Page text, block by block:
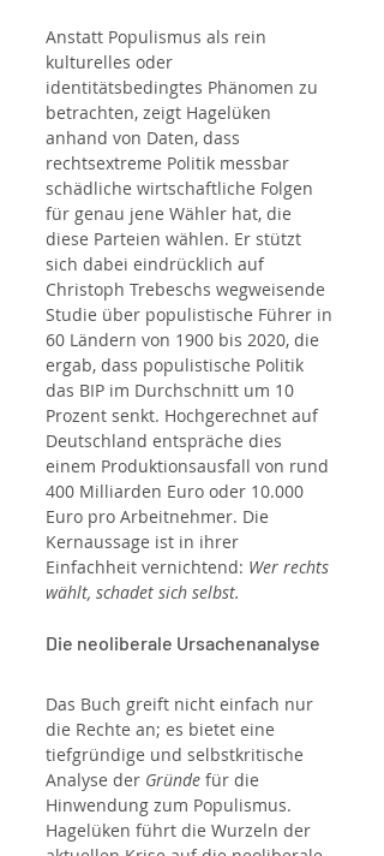
Anstatt Populismus als rein
kulturelles oder
identitätsbedingtes Phänomen zu
betrachten, zeigt Hagelüken
anhand von Daten, dass
rechtsextreme Politik messbar
schädliche wirtschaftliche Folgen
für genau jene Wähler hat, die
diese Parteien wählen. Er stützt
sich dabei eindrücklich auf
Christoph Trebeschs wegweisende
Studie über populistische Führer in
60 Ländern von 1900 bis 2020, die
ergab, dass populistische Politik
das BIP im Durchschnitt um 10
Prozent senkt. Hochgerechnet auf
Deutschland entspräche dies
einem Produktionsausfall von rund
400 Milliarden Euro oder 10.000
Euro pro Arbeitnehmer. Die
Kernaussage ist in ihrer
Einfachheit vernichtend: Wer rechts
wählt, schadet sich selbst.
Die neoliberale Ursachenanalyse
Das Buch greift nicht einfach nur
die Rechte an; es bietet eine
tiefgründige und selbstkritische
Analyse der Gründe für die
Hinwendung zum Populismus.
Hagelüken führt die Wurzeln der